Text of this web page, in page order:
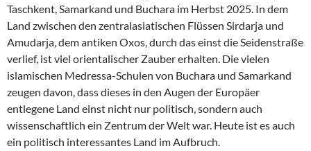
Taschkent, Samarkand und Buchara im Herbst 2025. In dem
Land zwischen den zentralasiatischen Flüssen Sirdarja und
Amudarja, dem antiken Oxos, durch das einst die Seidenstraße
verlief, ist viel orientalischer Zauber erhalten. Die vielen
islamischen Medressa-Schulen von Buchara und Samarkand
zeugen davon, dass dieses in den Augen der Europäer
entlegene Land einst nicht nur politisch, sondern auch
wissenschaftlich ein Zentrum der Welt war. Heute ist es auch
ein politisch interessantes Land im Aufbruch.